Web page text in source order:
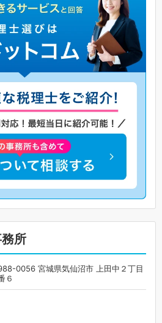
所
0056 宮城県気仙沼市 上田中２丁目
６